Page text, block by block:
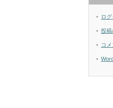
ロ
投稿
コ